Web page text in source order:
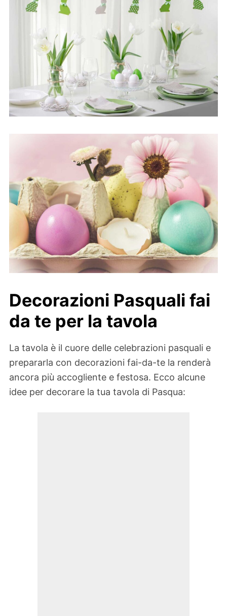
Decorazioni Pasquali fai
da te per la tavola
La tavola è il cuore delle celebrazioni pasquali e
prepararla con decorazioni fai-da-te la renderà
ancora più accogliente e festosa. Ecco alcune
idee per decorare la tua tavola di Pasqua: